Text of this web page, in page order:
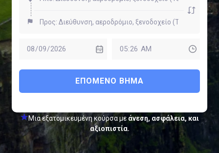
ΕΠΌΜΕΝΟ ΒΉΜΑ
Μια εξατομικευμένη κούρσα με άνεση, ασφάλεια, και
αξιοπιστία.